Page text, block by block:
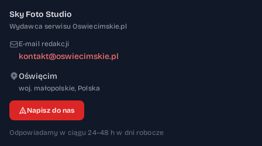
Sky Foto Studio
Wydawca serwisu Oswiecimskie.pl
E-mail redakcji
kontakt@oswiecimskie.pl
Oświęcim
woj. małopolskie, 32-600
Polska
Napisz do nas
Odpowiadamy w ciągu 24–48 h w dni robocze